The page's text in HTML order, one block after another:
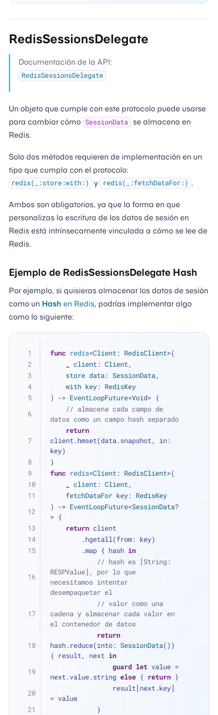
RedisSessionsDelegate
Documentación de la API:
RedisSessionsDelegate
Un objeto que cumple con este protocolo puede usarse
para cambiar cómo SessionData
se almacena en
Redis.
Solo dos métodos requieren de implementación en un
tipo que cumpla con el protocolo:
redis(_:store:with:) y redis(_:fetchDataFor:) .
Ambos son obligatorios, ya que la forma en que
personalizas la escritura de los datos de sesión en
Redis está intrínsecamente vinculada a cómo se lee de
Redis.
Ejemplo de RedisSessionsDelegate Hash
Por ejemplo, si quisieras almacenar los datos de sesión
como un Hash en Redis, podrías implementar algo
como lo siguiente:
func redis<Client: RedisClient>(
client: Client,
store data: SessionData,
with key: RedisKey
) -> EventLoopFuture<Void> {
// almacena cada campo de
datos como un campo hash separado
return
client.hmset(data.snapshot, in:
key)
}
func redis<Client: RedisClient>(
client: Client,
fetchDataFor key: RedisKey
) -> EventLoopFuture<SessionData?
> {
return client
        .hgetall(from: key)
        .map { hash
in
// hash es [String:
RESPValue], por lo que
necesitamos intentar
desempaquetar el
// valor como una
cadena y almacenar cada valor en
el contenedor de datos
return
hash.reduce(into: SessionData())
{ result, next in
guard let value =
next.value.string else { return }
= value
            }